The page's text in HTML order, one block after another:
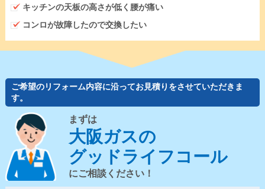
キッチンの天板の高さが低く腰が痛い
コンロが故障したので交換したい
ご希望のリフォーム内容に沿ってお見積りをさせていただきま
す。
まずは
大阪ガスの
グッドライフコール
にご相談ください！